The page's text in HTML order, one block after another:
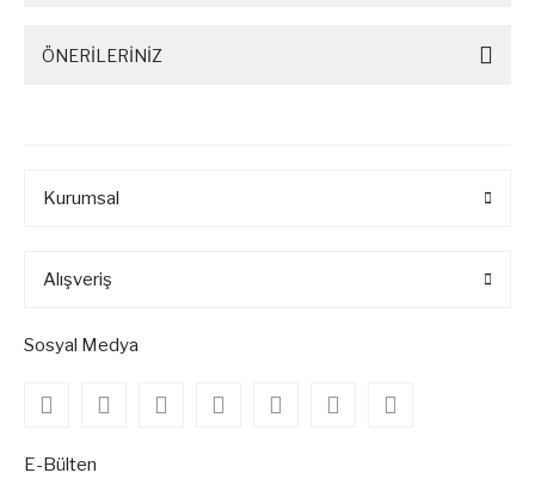
ÖNERİLERİNİZ
Kurumsal
Alışveriş
Sosyal Medya
E-Bülten